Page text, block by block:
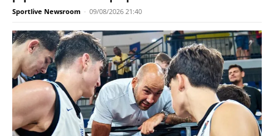
Sportlive Newsroom - 09/08/2026 21:40